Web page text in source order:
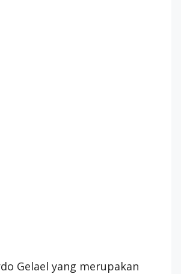
Gelael yang merupakan